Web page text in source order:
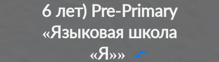
Профессии6 лет) Pre-Primary
«Языковая школа
«Я»» compare_arrows